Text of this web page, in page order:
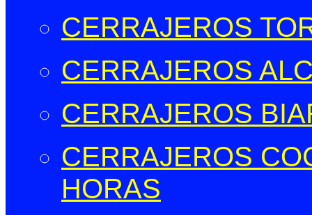
CERRAJEROS
CERRAJEROS
CERRAJEROS
CERRAJEROS
HORAS